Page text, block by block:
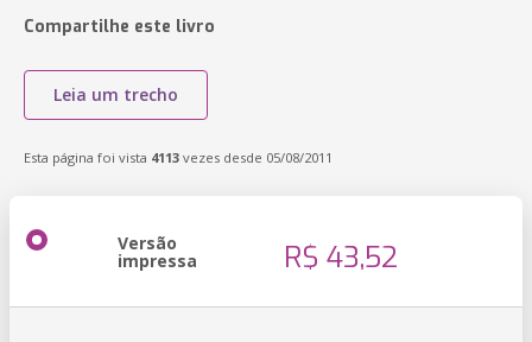
Compartilhe este livro
Leia um trecho
Esta página foi vista 4113 vezes desde 05/08/2011
Versão
impressa R$ 43,52